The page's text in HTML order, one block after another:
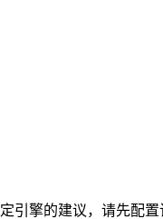
引擎的建议，请先配